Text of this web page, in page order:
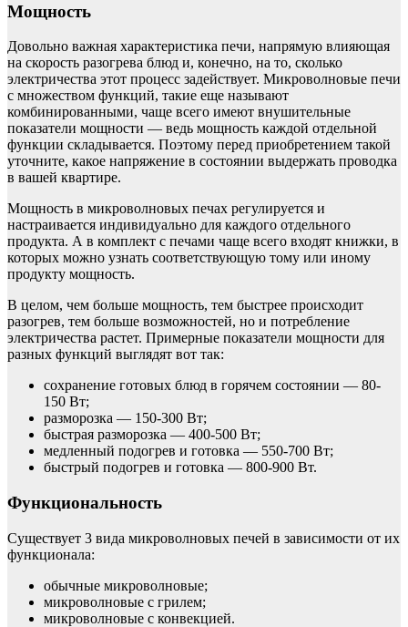
Мощность
Довольно важная характеристика печи, напрямую влияющая
на скорость разогрева блюд и, конечно, на то, сколько
электричества этот процесс задействует. Микроволновые печи
с множеством функций, такие еще называют
комбинированными, чаще всего имеют внушительные
показатели мощности — ведь мощность каждой отдельной
функции складывается. Поэтому перед приобретением такой
уточните, какое напряжение в состоянии выдержать проводка
в вашей квартире.
Мощность в микроволновых печах регулируется и
настраивается индивидуально для каждого отдельного
продукта. А в комплект с печами чаще всего входят книжки, в
которых можно узнать соответствующую тому или иному
продукту мощность.
В целом, чем больше мощность, тем быстрее происходит
разогрев, тем больше возможностей, но и потребление
электричества растет. Примерные показатели мощности для
разных функций выглядят вот так:
сохранение готовых блюд в горячем состоянии — 80-
150 Вт;
разморозка — 150-300 Вт;
быстрая разморозка — 400-500 Вт;
медленный подогрев и готовка — 550-700 Вт;
быстрый подогрев и готовка — 800-900 Вт.
Функциональность
Существует 3 вида микроволновых печей в зависимости от их
функционала:
обычные микроволновые;
микроволновые с грилем;
микроволновые с конвекцией.